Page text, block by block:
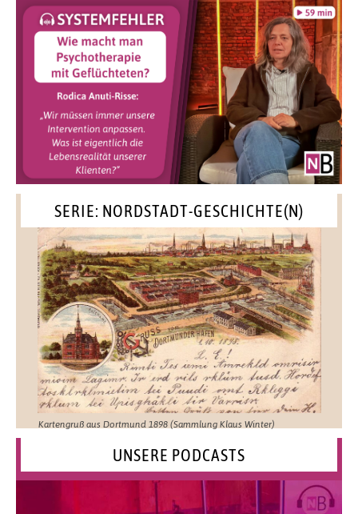
SERIE: NORDSTADT-GESCHICHTE(N)
Kartengruß aus Dortmund 1898 (Sammlung Klaus Winter)
UNSERE PODCASTS